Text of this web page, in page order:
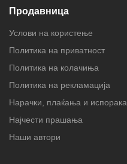
Продавница
Услови на користење
Политика на приватност
Политика на колачиња
Политика на рекламација
Нарачки, плаќања и испорака
Најчести прашања
Наши автори